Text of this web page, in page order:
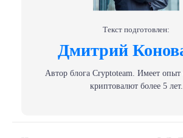
Текст подготовлен:
Дмитрий
Автор блога Сryptoteam. Имеет опыт
криптовалют более 5 лет.